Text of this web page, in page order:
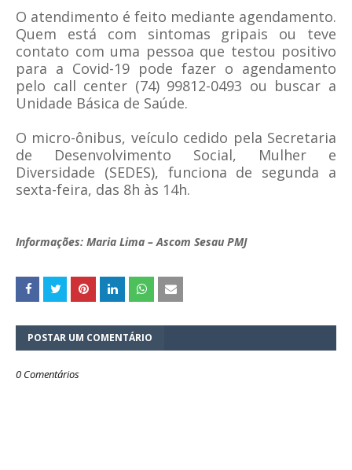
O atendimento é feito mediante agendamento.
Quem está com sintomas gripais ou teve
contato com uma pessoa que testou positivo
para a Covid-19 pode fazer o agendamento
pelo call center (74) 99812-0493 ou buscar a
Unidade Básica de Saúde.
O micro-ônibus, veículo cedido pela Secretaria
de Desenvolvimento Social, Mulher e
Diversidade (SEDES), funciona de segunda a
sexta-feira, das 8h às 14h.
Informações: Maria Lima – Ascom Sesau PMJ
POSTAR UM COMENTÁRIO
0 Comentários